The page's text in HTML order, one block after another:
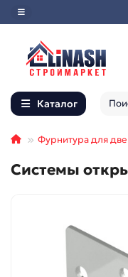
Каталог
Фурнитура для
Системы